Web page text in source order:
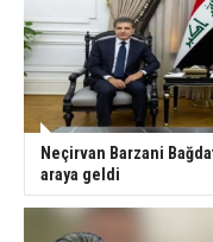
Neçirvan Barzani
araya geldi